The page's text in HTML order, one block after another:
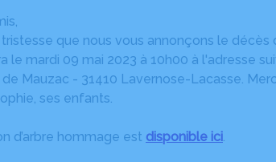
que nous vous annonçons le décès
le mardi 09 mai 2023 à 10h00 à l'adresse
Mauzac - 31410 Lavernose-Lacasse.
ses enfants.
d’arbre hommage est disponible ici.